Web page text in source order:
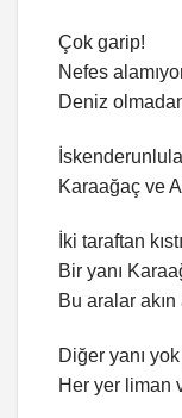
Çok garip!
Nefes
Deniz
Karaağaç ve
İki taraftan
Bir yanı
Bu aralar
Diğer yanı
Her yer liman